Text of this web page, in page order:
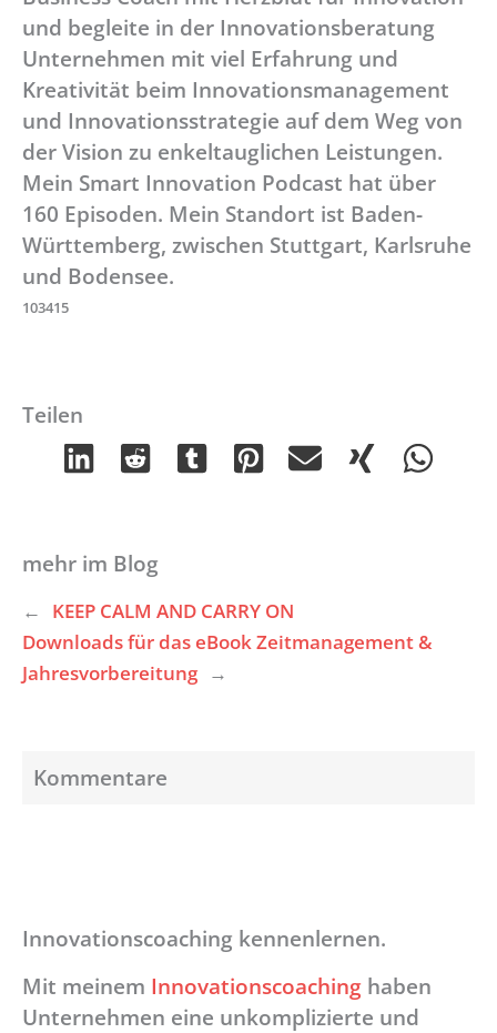
und begleite in der Innovationsberatung
Unternehmen mit viel Erfahrung und
Kreativität beim Innovationsmanagement
und Innovationsstrategie auf dem Weg von
der Vision zu enkeltauglichen Leistungen.
Mein Smart Innovation Podcast hat über
160 Episoden. Mein Standort ist Baden-
Württemberg, zwischen Stuttgart, Karlsruhe
und Bodensee.
103415
Teilen
mehr im Blog
←
KEEP CALM AND CARRY ON
Downloads für das eBook Zeitmanagement &
Jahresvorbereitung →
Kommentare
Innovationscoaching kennenlernen.
Mit meinem Innovationscoaching haben
Unternehmen eine unkomplizierte und